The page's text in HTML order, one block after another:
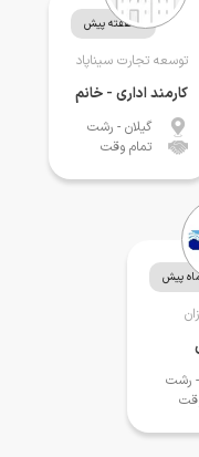
4 هفته پیش
توسعه تجارت سیناپاد
کارمند اداری - خانم
گیلان - رشت
تمام وقت
- رشت